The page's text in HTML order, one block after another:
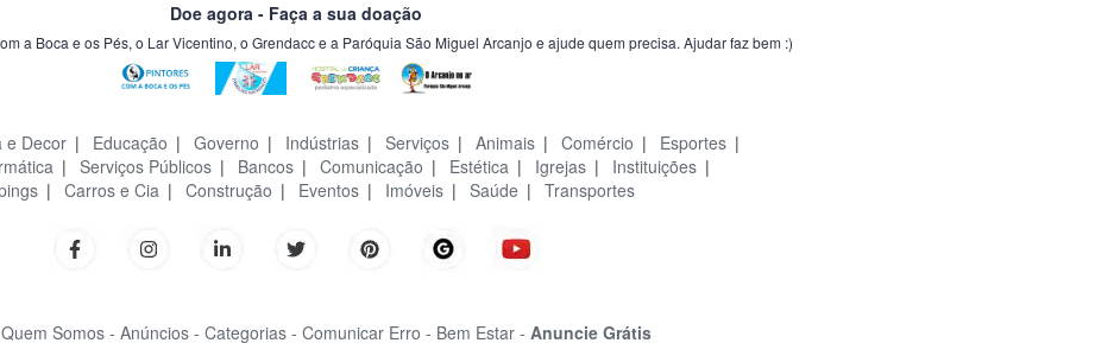
Doe agora - Faça a sua doação
a Boca e os Pés, o Lar Vicentino, o Grendacc e a Paróquia São Miguel Arcanjo e ajude quem precisa. Ajudar faz bem :)
e Decor | Educação | Governo | Indústrias | Serviços | Animais | Comércio | Esportes |
| Serviços Públicos| Bancos| Comunicação | Estética| Igrejas| Instituições|
| Carros e Cia| Construção | Eventos| Imóveis| Saúde | Transportes
Quem Somos - Anúncios - Categorias - Comunicar Erro - Bem Estar - Anuncie Grátis